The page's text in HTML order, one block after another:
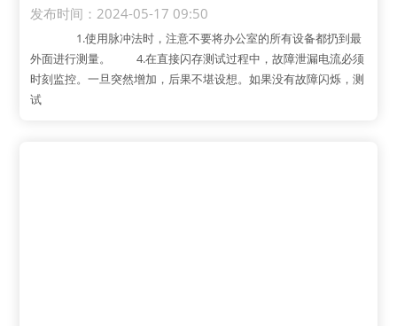
发布时间：2024-05-17 09:50
1.使用脉冲法时，注意不要将办公室的所有设备都扔到最
外面进行测量。 4.在直接闪存测试过程中，故障泄漏电流必须
时刻监控。一旦突然增加，后果不堪设想。如果没有故障闪烁，测
试